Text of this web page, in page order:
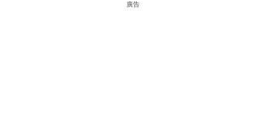
廣告